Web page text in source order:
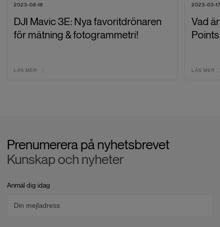
2023-08-18
DJI Mavic 3E: Nya favoritdrönaren
för mätning & fotogrammetri!
LÄS MER
2023-03-
Vad
Points
LÄS MER
Prenumerera på nyhetsbrevet
Kunskap och nyheter
Anmäl dig idag